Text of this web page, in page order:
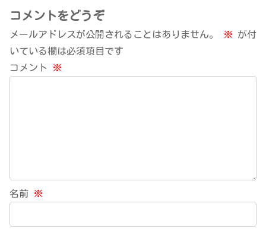
コメントをどうぞ
メールアドレスが公開されることはありません。 ※ が付
いている欄は必須項目です
コメント
※
名前 ※